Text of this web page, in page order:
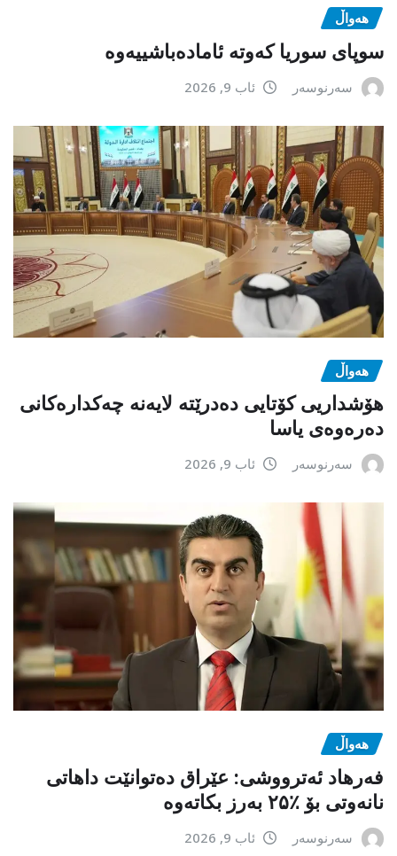
هەواڵ
سوپای سوریا کەوتە ئامادەباشییەوە
سەرنوسەر ئاب 9, 2026
هەواڵ
هۆشداریی کۆتایی دەدرێتە لایەنە چەکدارەکانی
دەرەوەی یاسا
سەرنوسەر ئاب 9, 2026
هەواڵ
فەرهاد ئەترووشی: عێراق دەتوانێت داهاتی
نانەوتی بۆ ٪۲۵ بەرز بکاتەوە
سەرنوسەر ئاب 9, 2026